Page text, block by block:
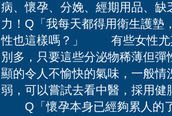
病、懷孕、分娩、經期用品、
力！Q「我每天都得用衛生護墊
性也這樣嗎？」 有些女性尤
別多，只要這些分泌物稀薄但
顯的令人不愉快的氣味，一般
弱，可以嘗試去看中醫，採用
Q「懷孕本身已經夠累人的了